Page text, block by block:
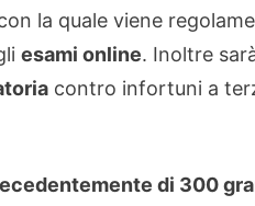
la quale viene
esami online. Inoltre
contro infortuni a
di 300